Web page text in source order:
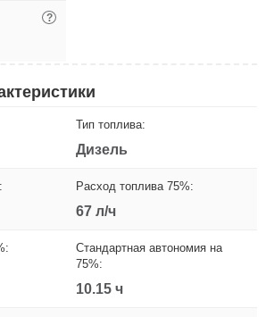
?
Тип топлива:
Дизель
Расход топлива 75%:
67 л/ч
Стандартная автономия на
75%:
10.15 ч